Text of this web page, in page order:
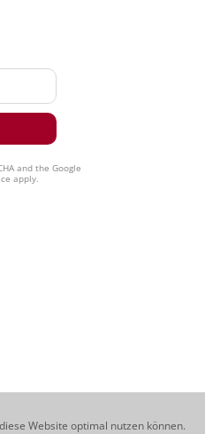
Website optimal nutzen können.
and the Google
apply.